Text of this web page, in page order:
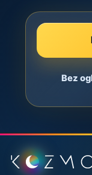
Bez
Podnožje